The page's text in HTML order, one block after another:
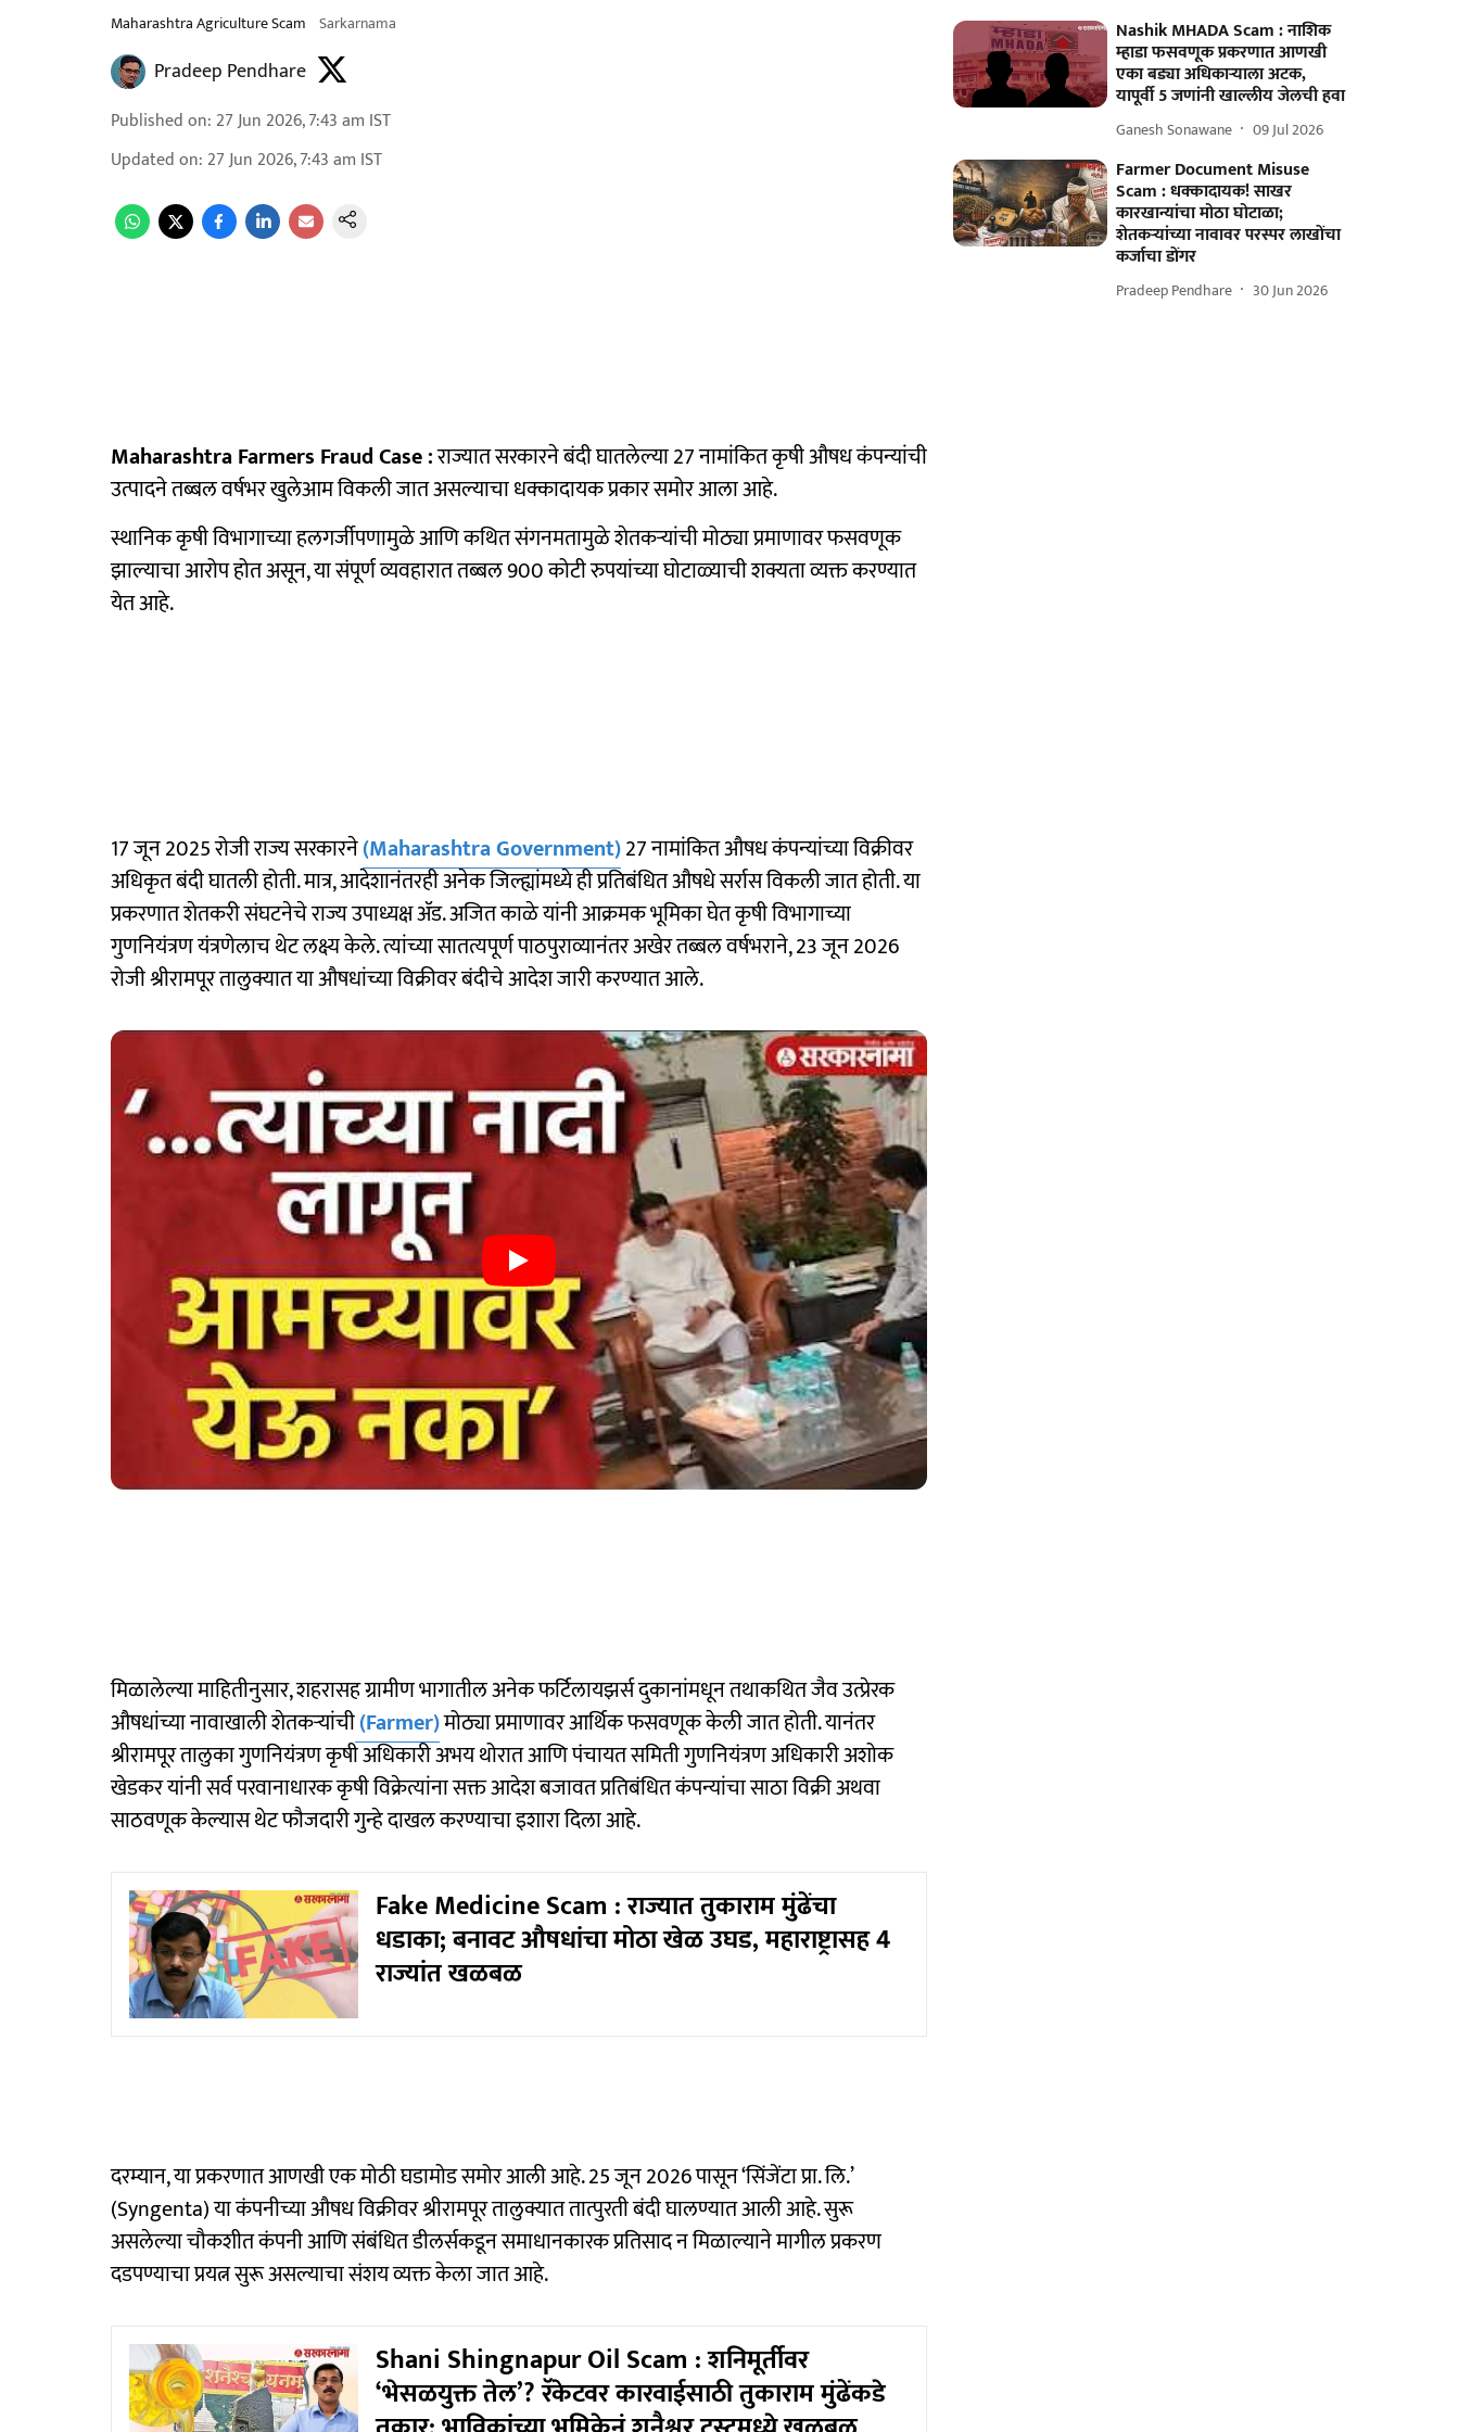
Maharashtra Agriculture Scam Sarkarnama
Pradeep Pendhare
Published on: 27 Jun 2026, 7:43 am IST
Updated on: 27 Jun 2026, 7:43 am IST
Maharashtra Farmers Fraud Case :राज्यात सरकारने बंदी घातलेल्या 27 नामांकित कृषी औषध कंपन्यांची
उत्पादने तब्बल वर्षभर खुलेआम विकली जात असल्याचा धक्कादायक प्रकार समोर आला आहे.
स्थानिक कृषी विभागाच्या हलगर्जीपणामुळे आणि कथित संगनमतामुळे शेतकऱ्यांची मोठ्या प्रमाणावर फसवणूक
झाल्याचा आरोप होत असून, या संपूर्ण व्यवहारात तब्बल 900 कोटी रुपयांच्या घोटाळ्याची शक्यता व्यक्त करण्यात
येत आहे.
17 जून 2025 रोजी राज्य सरकारने(Maharashtra Government)27 नामांकित औषध कंपन्यांच्या विक्रीवर
अधिकृत बंदी घातली होती. मात्र, आदेशानंतरही अनेक जिल्ह्यांमध्ये ही प्रतिबंधित औषधे सर्रास विकली जात होती. या
प्रकरणात शेतकरी संघटनेचे राज्य उपाध्यक्ष ॲड. अजित काळे यांनी आक्रमक भूमिका घेत कृषी विभागाच्या
गुणनियंत्रण यंत्रणेलाच थेट लक्ष्य केले. त्यांच्या सातत्यपूर्ण पाठपुराव्यानंतर अखेर तब्बल वर्षभराने, 23 जून 2026
रोजी श्रीरामपूर तालुक्यात या औषधांच्या विक्रीवर बंदीचे आदेश जारी करण्यात आले.
मिळालेल्या माहितीनुसार, शहरासह ग्रामीण भागातील अनेक फर्टिलायझर्स दुकानांमधून तथाकथित जैव उत्प्रेरक
औषधांच्या नावाखाली शेतकऱ्यांची(Farmer)मोठ्या प्रमाणावर आर्थिक फसवणूक केली जात होती. यानंतर
श्रीरामपूर तालुका गुणनियंत्रण कृषी अधिकारी अभय थोरात आणि पंचायत समिती गुणनियंत्रण अधिकारी अशोक
खेडकर यांनी सर्व परवानाधारक कृषी विक्रेत्यांना सक्त आदेश बजावत प्रतिबंधित कंपन्यांचा साठा विक्री अथवा
साठवणूक केल्यास थेट फौजदारी गुन्हे दाखल करण्याचा इशारा दिला आहे.
Fake Medicine Scam : राज्यात तुकाराम मुंढेंचा
धडाका; बनावट औषधांचा मोठा खेळ उघड, महाराष्ट्रासह 4
राज्यांत खळबळ
दरम्यान, या प्रकरणात आणखी एक मोठी घडामोड समोर आली आहे. 25 जून 2026 पासून ‘सिंजेंटा प्रा. लि.’
(Syngenta) या कंपनीच्या औषध विक्रीवर श्रीरामपूर तालुक्यात तात्पुरती बंदी घालण्यात आली आहे. सुरू
असलेल्या चौकशीत कंपनी आणि संबंधित डीलर्सकडून समाधानकारक प्रतिसाद न मिळाल्याने मागील प्रकरण
दडपण्याचा प्रयत्न सुरू असल्याचा संशय व्यक्त केला जात आहे.
Shani Shingnapur Oil Scam : शनिमूर्तीवर
‘भेसळयुक्त तेल’? रॅकेटवर कारवाईसाठी तुकाराम मुंढेंकडे
Nashik MHADA Scam : नाशिक
म्हाडा फसवणूक प्रकरणात आणखी
एका बड्या अधिकाऱ्याला अटक,
यापूर्वी 5 जणांनी खाल्लीय जेलची हवा
Ganesh Sonawane 09 Jul 2026
Farmer Document Misuse
Scam : धक्कादायक! साखर
कारखान्यांचा मोठा घोटाळा;
शेतकऱ्यांच्या नावावर परस्पर लाखोंचा
कर्जाचा डोंगर
Pradeep Pendhare 30 Jun 2026